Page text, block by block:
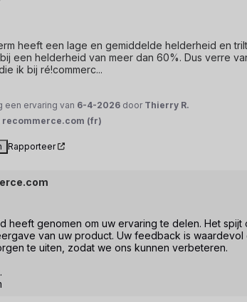
heeft een lage en gemiddelde helderheid en
een helderheid van meer dan 60%. Dus verre
ik bij ré!commerc...
een ervaring van 6-4-2026 door Thierry R.
recommerce.com (fr)
Rapporteer
heeft genomen om uw ervaring te delen. Het
van uw product. Uw feedback is
te uiten, zodat we ons kunnen verbeteren.